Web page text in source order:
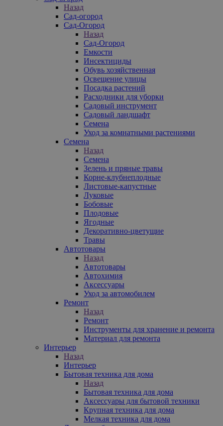
Назад
Сад-огород
Сад-Огород
Назад
Сад-Огород
Емкости
Инсектициды
Обувь хозяйственная
Освещение улицы
Посадка растений
Расходники для уборки
Садовый инструмент
Садовый ландшафт
Семена
Уход за комнатными растениями
Семена
Назад
Семена
Зелень и пряные травы
Корне-клубнеплодные
Листовые-капустные
Луковые
Бобовые
Плодовые
Ягодные
Декоративно-цветущие
Травы
Автотовары
Назад
Автотовары
Автохимия
Аксессуары
Уход за автомобилем
Ремонт
Назад
Ремонт
Инструменты для хранение и ремонта
Материал для ремонта
Интерьер
Назад
Интерьер
Бытовая техника для дома
Назад
Бытовая техника для дома
Аксессуары для бытовой техники
Крупная техника для дома
Мелкая техника для дома